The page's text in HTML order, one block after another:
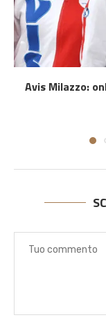
Avis Milazzo: